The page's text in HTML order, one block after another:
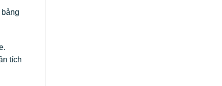
tích